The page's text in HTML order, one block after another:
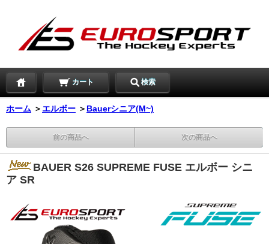
カート 検索
ホーム ＞ エルボー ＞ Bauerシニア(M~)
前の商品へ 次の商品へ
BAUER S26 SUPREME FUSE エルボー シニ
ア SR